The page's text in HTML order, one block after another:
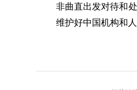
非曲直出发对待和
维护好中国机构和